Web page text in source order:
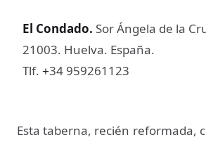
El Condado. Sor Ángela de la
21003. Huelva. España.
Tlf. +34 959261123
Esta taberna, recién reformada,